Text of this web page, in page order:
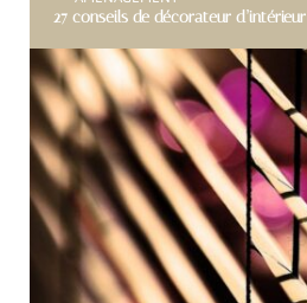
27 conseils de décorateur d’intérieur